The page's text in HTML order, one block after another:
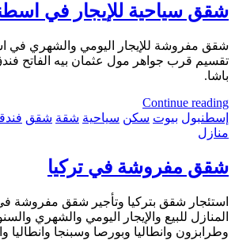
شقق سياحية للإيجار في
شقق مفروشة للإيجار اليومي والشهري في
تقسيم قرب جواهر مول عثمان بيه الفاتح
باشا.
Continue reading
إسطنبول بيوت سكن سياحية شقة شقق
منازل
شقق مفروشة في تركيا
استئجار شقق بتركيا وتأجير شقق مفروشة في
المنازل للبيع والإيجار اليومي والشهري
وطرابزون وانطاليا وبورصا وسبنجا وانطاليا